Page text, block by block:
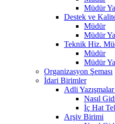
Müdür
Destek ve
Müdür
Müdür
Teknik Hiz.
Müdür
Müdür
Organizasyon Şeması
İdari Birimler
Adli
Nasıl
İç Hat
Arşiv Birimi